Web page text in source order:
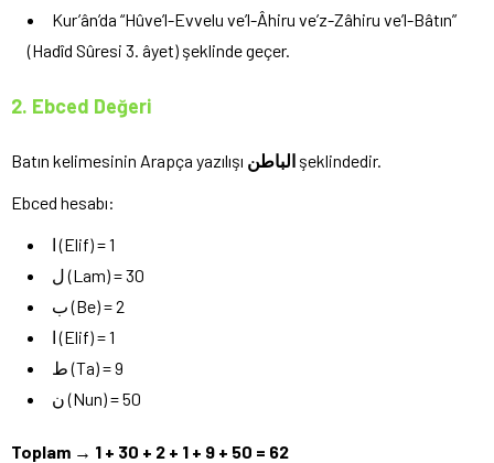
Kur’ân’da “Hûve’l-Evvelu ve’l-Âhiru ve’z-Zâhiru ve’l-Bâtın”
(Hadîd Sûresi 3. âyet) şeklinde geçer.
2. Ebced Değeri
Batın kelimesinin Arapça yazılışı الباطن şeklindedir.
Ebced hesabı:
ا (Elif) = 1
ل (Lam) = 30
ب (Be) = 2
ا (Elif) = 1
ط (Ta) = 9
ن (Nun) = 50
Toplam → 1 + 30 + 2 + 1 + 9 + 50 = 62